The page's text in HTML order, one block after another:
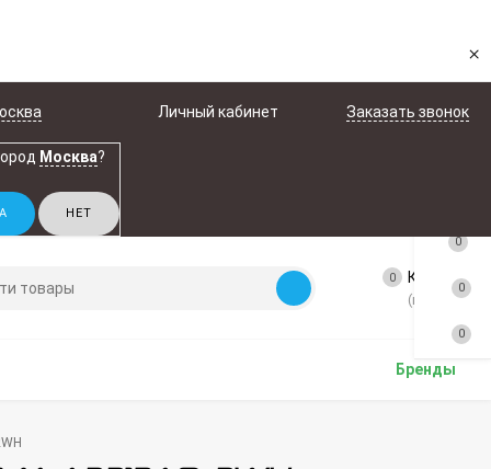
×
Москва?
Личный кабинет Заказать звонок
0 Корзина
(пусто)
Бренды
0
0
0